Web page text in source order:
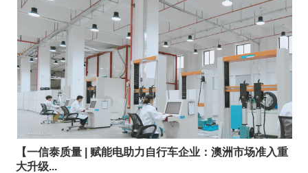
【一信泰质量 | 赋能电助力自行车企业：澳洲市场准入重
大升级...